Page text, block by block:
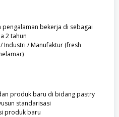
pengalaman bekerja di sebagai
2 tahun
Industri / Manufaktur (fresh
produk baru di bidang pastry
standarisasi
produk baru